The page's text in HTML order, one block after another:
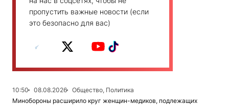
пропустить важные новости (если
это безопасно для вас)
10:50 08.08.2026
Общество, Политика
Минобороны расширило круг женщин-медиков, подлежащих